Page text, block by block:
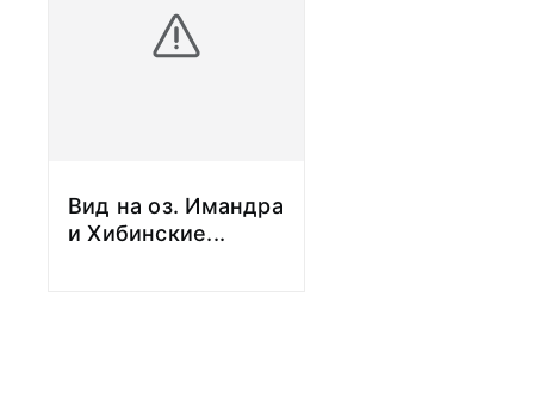
Вид на оз. Имандра
и Хибинские...